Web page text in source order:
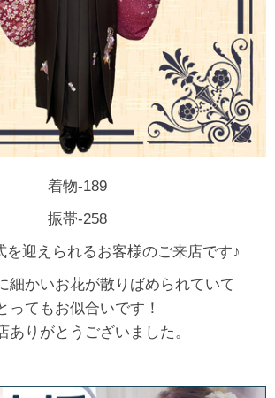
着物-189
振帯-258
を迎えられるお客様のご来店です♪
細かいお花が散りばめられていて
ってもお似合いです！
ありがとうございました。